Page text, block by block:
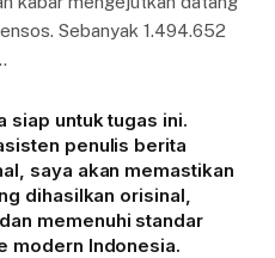
Sebanyak 1.494.652
siap untuk tugas ini.
penulis berita
saya akan memastikan
dihasilkan orisinal,
memenuhi standar
modern Indonesia.